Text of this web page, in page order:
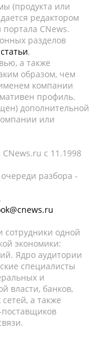
(продукта или
редактором
CNews.
разделов
статьи,
а также
образом, чем
компании
профиль.
дополнительной
или
c 11.1998
разбора -
сотрудники одной
экономики:
Ядро аудитории
специалисты
и
власти, банков,
а также